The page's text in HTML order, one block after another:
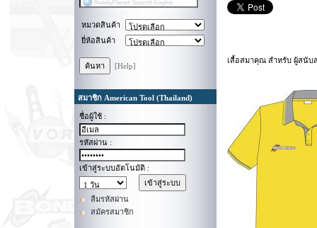
หมวดสินค้า
ยี่ห้อสินค้า
[Help]
สมาชิก American Tool (Thailand)
ชื่อผู้ใช้ :
รหัสผ่าน :
เข้าสู่ระบบอัตโนมัติ :
ลืมรหัสผ่าน
สมัครสมาชิก
เสื้อสมาคุณ สำหรับ ผู้สนับ